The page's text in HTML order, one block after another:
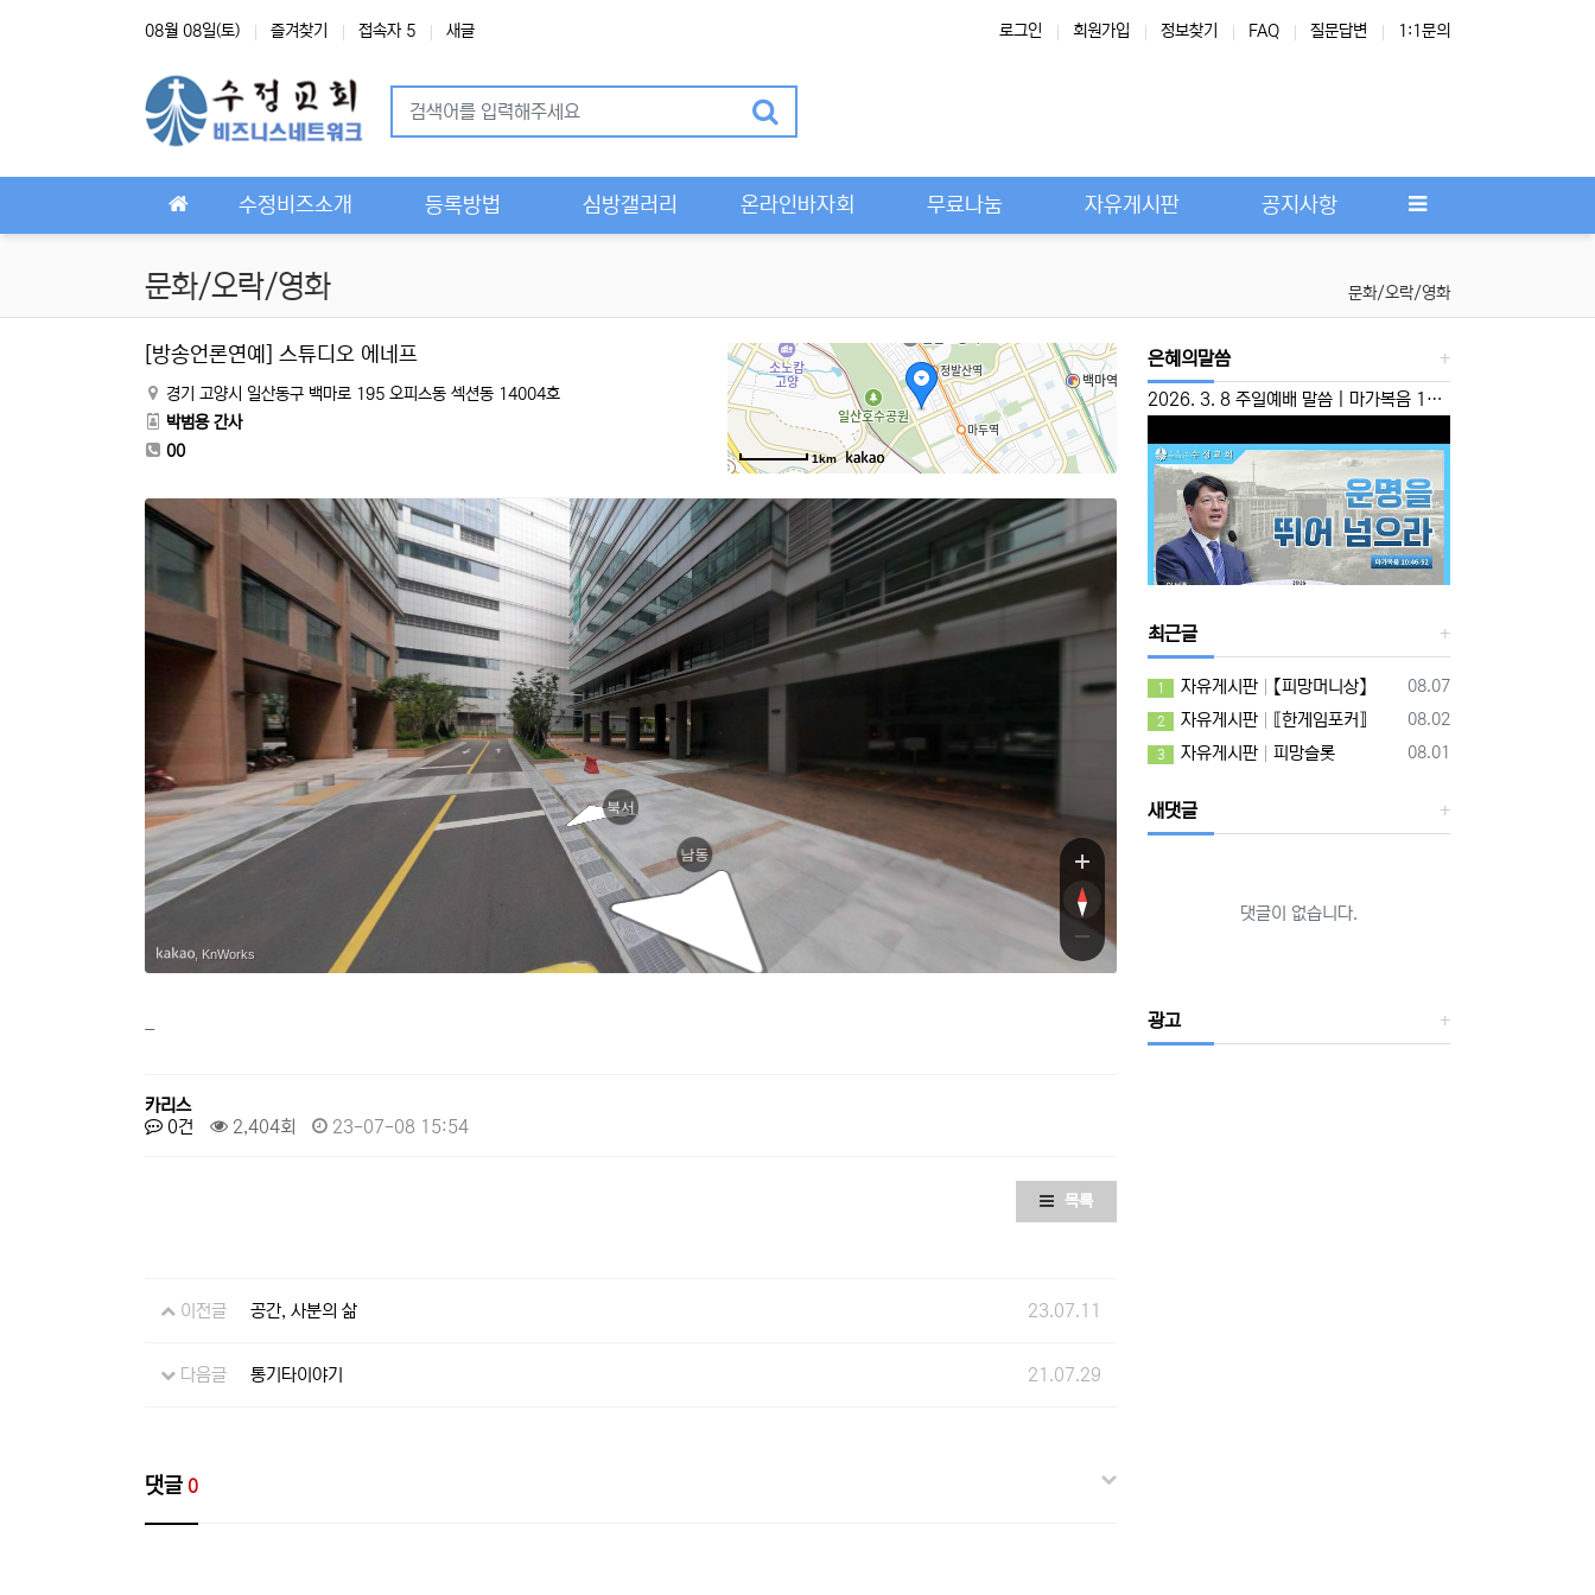
08월 08일(토) 즐겨찾기 접속자 5 새글 로그인 회원가입 정보찾기 FAQ 질문답변 1:1문의
수정비즈소개 등록방법 심방갤러리 온라인바자회 무료나눔 자유게시판 공지사항
문화/오락/영화 문화/오락/영화
[방송언론연예] 스튜디오 에네프
경기 고양시 일산동구 백마로 195 오피스동 섹션동 14004호
박범용 간사
00
1km
북서
남동
, KnWorks
카리스
0건
2,404회 23-07-08 15:54
목록
이전글 공간, 사분의 삶 23.07.11
다음글 통기타이야기 21.07.29
댓글 0
은혜의말씀
2026. 3. 8 주일예배 말씀 | 마가복음 10:46-52 | ‘운명을 뛰어 넘으라’ 이성준 담임목사
최근글
등록일
08.07
1 자유게시판 【피망머니상】
등록일
08.02
2 자유게시판 ⟦한게임포커⟧
등록일
08.01
3 자유게시판 피망슬롯
새댓글
댓글이 없습니다.
광고